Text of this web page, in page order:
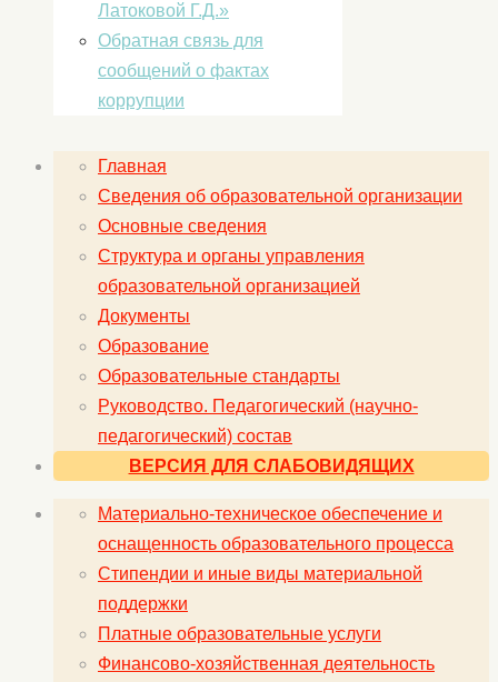
Латоковой Г.Д.»
Обратная связь для
сообщений о фактах
коррупции
Главная
Сведения об образовательной организации
Основные сведения
Структура и органы управления
образовательной организацией
Документы
Образование
Образовательные стандарты
Руководство. Педагогический (научно-
педагогический) состав
ВЕРСИЯ ДЛЯ СЛАБОВИДЯЩИХ
Материально-техническое обеспечение и
оснащенность образовательного процесса
Стипендии и иные виды материальной
поддержки
Платные образовательные услуги
Финансово-хозяйственная деятельность